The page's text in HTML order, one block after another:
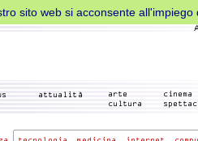
sito web si acconsente